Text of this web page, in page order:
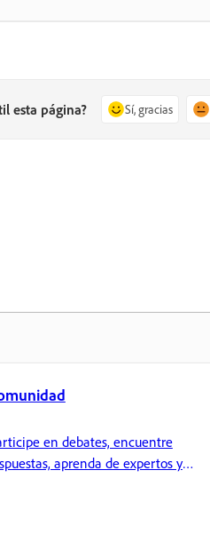
esta página? Sí, gracias
en debates, encuentre
aprenda de expertos y